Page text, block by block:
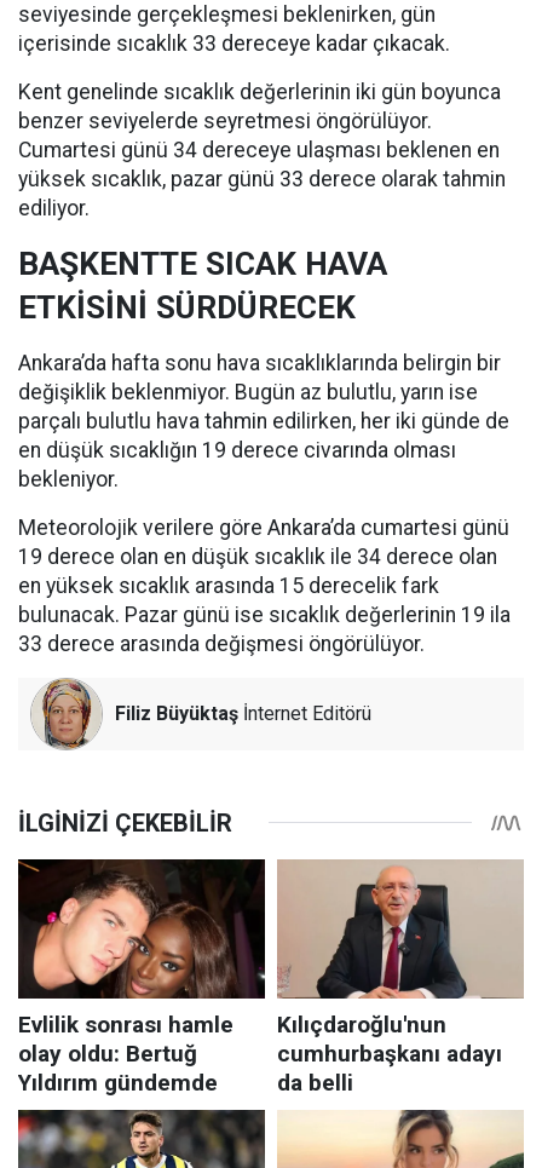
seviyesinde gerçekleşmesi beklenirken, gün
içerisinde sıcaklık 33 dereceye kadar çıkacak.
Kent genelinde sıcaklık değerlerinin iki gün boyunca
benzer seviyelerde seyretmesi öngörülüyor.
Cumartesi günü 34 dereceye ulaşması beklenen en
yüksek sıcaklık, pazar günü 33 derece olarak tahmin
ediliyor.
BAŞKENTTE SICAK HAVA
ETKİSİNİ SÜRDÜRECEK
Ankara’da hafta sonu hava sıcaklıklarında belirgin bir
değişiklik beklenmiyor. Bugün az bulutlu, yarın ise
parçalı bulutlu hava tahmin edilirken, her iki günde de
en düşük sıcaklığın 19 derece civarında olması
bekleniyor.
Meteorolojik verilere göre Ankara’da cumartesi günü
19 derece olan en düşük sıcaklık ile 34 derece olan
en yüksek sıcaklık arasında 15 derecelik fark
bulunacak. Pazar günü ise sıcaklık değerlerinin 19 ila
33 derece arasında değişmesi öngörülüyor.
Filiz Büyüktaş İnternet Editörü